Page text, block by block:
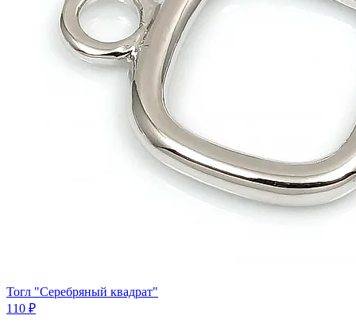
Тогл "Серебряный квадрат"
110 ₽